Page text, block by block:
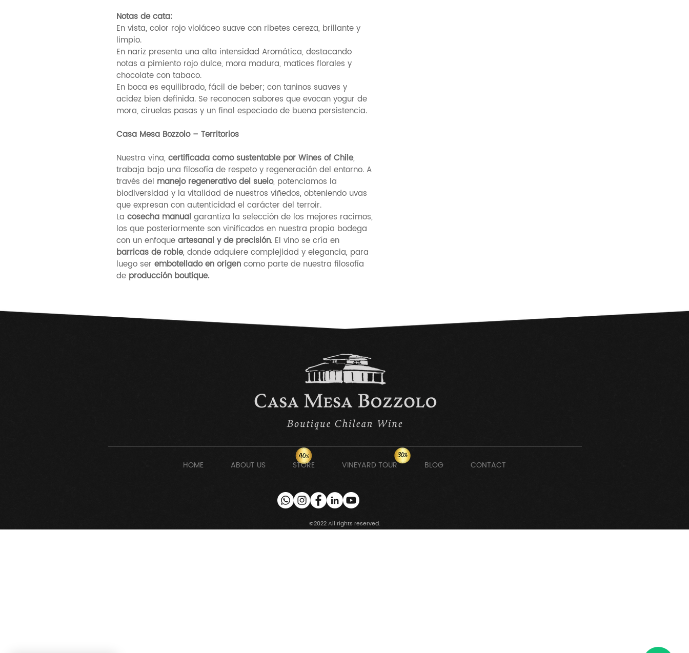
Notas de cata:
En vista, color rojo violáceo suave con ribetes cereza, brillante y
limpio.
En nariz presenta una alta intensidad Aromática, destacando
notas a pimiento rojo dulce, mora madura, matices florales y
chocolate con tabaco.
En boca es equilibrado, fácil de beber; con taninos suaves y
acidez bien definida. Se reconocen sabores que evocan yogur de
mora, ciruelas pasas y un final especiado de buena persistencia.
Casa Mesa Bozzolo – Territorios
Nuestra viña, certificada como sustentable por Wines of Chile,
trabaja bajo una filosofía de respeto y regeneración del entorno. A
través del manejo regenerativo del suelo, potenciamos la
biodiversidad y la vitalidad de nuestros viñedos, obteniendo uvas
que expresan con autenticidad el carácter del terroir.
La cosecha manual garantiza la selección de los mejores racimos,
los que posteriormente son vinificados en nuestra propia bodega
con un enfoque artesanal y de precisión. El vino se cría en
barricas de roble, donde adquiere complejidad y elegancia, para
luego ser embotellado en origen como parte de nuestra filosofía
de producción boutique.
HOME ABOUT US STORE VINEYARD TOUR BLOG CONTACT
©2022 All rights reserved.